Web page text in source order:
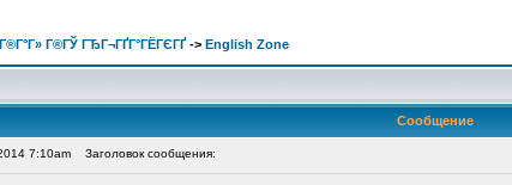
Г®ГЎ ГЂГ¬ГҐГ°ГЁГЄГҐ-> English Zone
Сообщение
7:10am Заголовок сообщения: